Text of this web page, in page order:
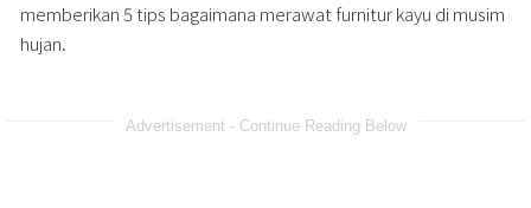
memberikan 5 tips bagaimana merawat furnitur kayu di musim
hujan.
Advertisement - Continue Reading Below